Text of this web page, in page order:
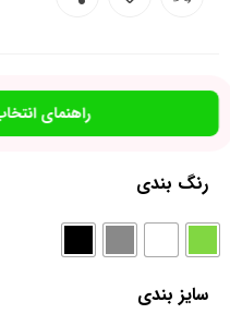
راهنمای
رنگ بندی
سایز بندی